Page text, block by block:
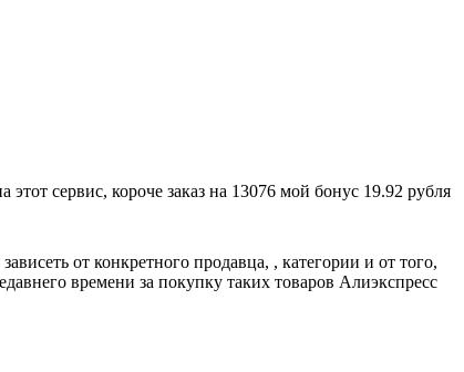
сервис, короче заказ на 13076 мой бонус 19.92 рубля
от конкретного продавца, , категории и от того,
времени за покупку таких товаров Алиэкспресс